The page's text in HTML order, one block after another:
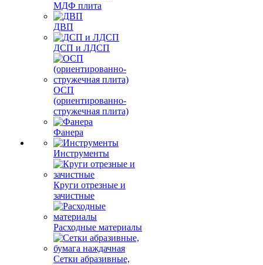
МДФ плита
ДВП
ДСП и ЛДСП
ОСП
(ориентированно-
стружечная плита)
Фанера
Инструменты
Круги отрезные и
зачистные
Расходные материалы
Сетки абразивные,